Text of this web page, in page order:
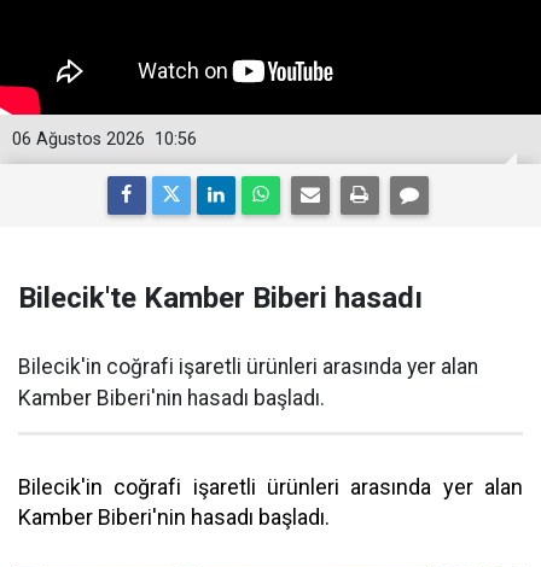
10:56
06 Ağustos 2026
Bilecik'te Kamber Biberi hasadı
Bilecik'in coğrafi işaretli ürünleri arasında yer alan
Kamber Biberi'nin hasadı başladı.
Bilecik'in coğrafi işaretli ürünleri arasında yer alan
Kamber Biberi'nin hasadı başladı.